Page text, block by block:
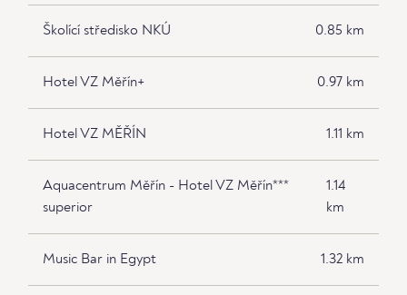
Školící středisko NKÚ 0.85 km
Hotel VZ Měřín+ 0.97 km
Hotel VZ MĚŘÍN 1.11 km
Aquacentrum Měřín - Hotel VZ Měřín***
superior
1.14
km
Music Bar in Egypt 1.32 km